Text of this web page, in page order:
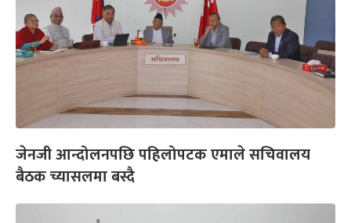
जेनजी आन्दोलनपछि पहिलोपटक एमाले सचिवालय
बैठक च्यासलमा बस्दै